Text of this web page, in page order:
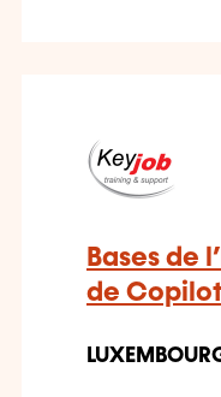
Bases de
de Copilot